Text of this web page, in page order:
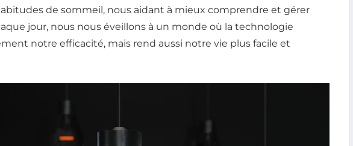
de sommeil, nous aidant à mieux comprendre et gérer
jour, nous nous éveillons à un monde où la technologie
notre efficacité, mais rend aussi notre vie plus facile et